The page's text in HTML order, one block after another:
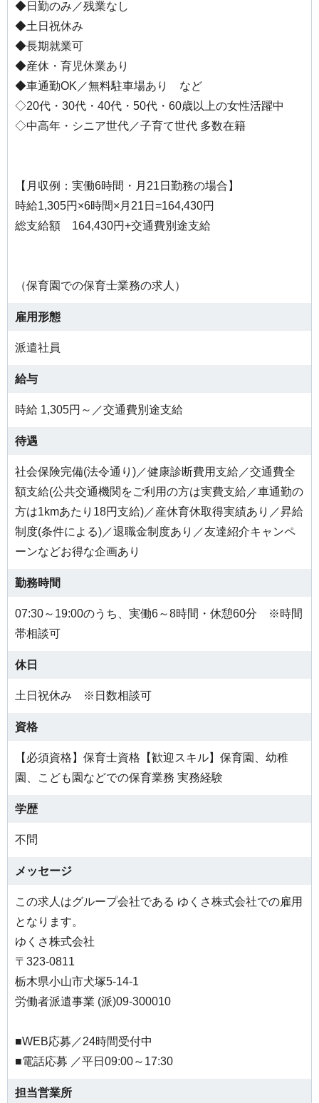
◆日勤のみ／残業なし
◆土日祝休み
◆長期就業可
◆産休・育児休業あり
◆車通勤OK／無料駐車場あり など
◇20代・30代・40代・50代・60歳以上の女性活躍中
◇中高年・シニア世代／子育て世代 多数在籍
【月収例：実働6時間・月21日勤務の場合】
時給1,305円×6時間×月21日=164,430円
総支給額 164,430円+交通費別途支給
（保育園での保育士業務の求人）
雇用形態
派遣社員
給与
時給 1,305円～／交通費別途支給
待遇
社会保険完備(法令通り)／健康診断費用支給／交通費全
額支給(公共交通機関をご利用の方は実費支給／車通勤の
方は1kmあたり18円支給)／産休育休取得実績あり／昇給
制度(条件による)／退職金制度あり／友達紹介キャンペ
ーンなどお得な企画あり
勤務時間
07:30～19:00のうち、実働6～8時間・休憩60分 ※時間
帯相談可
休日
土日祝休み ※日数相談可
資格
【必須資格】保育士資格【歓迎スキル】保育園、幼稚
園、こども園などでの保育業務 実務経験
学歴
不問
メッセージ
この求人はグループ会社である ゆくさ株式会社での雇用
となります。
ゆくさ株式会社
〒323-0811
栃木県小山市犬塚5-14-1
労働者派遣事業 (派)09-300010
■WEB応募／24時間受付中
■電話応募 ／平日09:00～17:30
担当営業所